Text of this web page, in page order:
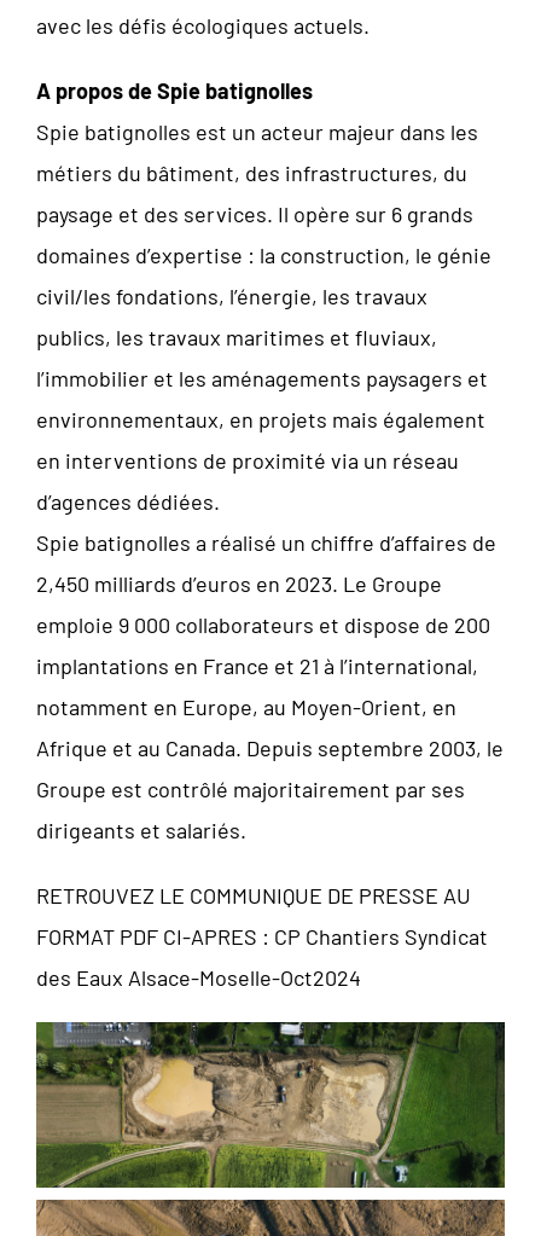
avec les défis écologiques actuels.
A propos de Spie batignolles
Spie batignolles est un acteur majeur dans les
métiers du bâtiment, des infrastructures, du
paysage et des services. Il opère sur 6 grands
domaines d’expertise : la construction, le génie
civil/les fondations, l’énergie, les travaux
publics, les travaux maritimes et fluviaux,
l’immobilier et les aménagements paysagers et
environnementaux, en projets mais également
en interventions de proximité via un réseau
d’agences dédiées.
Spie batignolles a réalisé un chiffre d’affaires de
2,450 milliards d’euros en 2023. Le Groupe
emploie 9 000 collaborateurs et dispose de 200
implantations en France et 21 à l’international,
notamment en Europe, au Moyen-Orient, en
Afrique et au Canada. Depuis septembre 2003, le
Groupe est contrôlé majoritairement par ses
dirigeants et salariés.
RETROUVEZ LE COMMUNIQUE DE PRESSE AU
FORMAT PDF CI-APRES : CP Chantiers Syndicat
des Eaux Alsace-Moselle-Oct2024